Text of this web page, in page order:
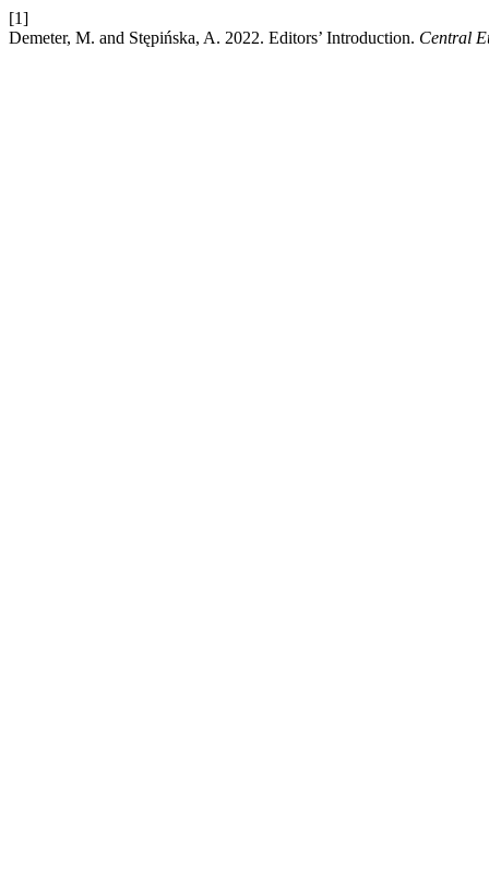
[1]
Demeter, M. and Stępińska, A. 2022. Editors’ Introduction. Central